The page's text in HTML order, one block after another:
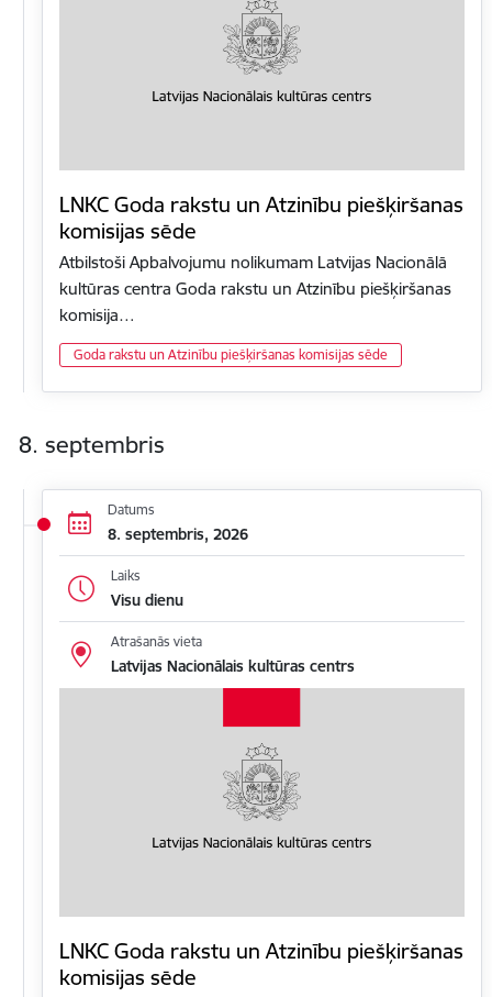
LNKC Goda rakstu un Atzinību piešķiršanas
komisijas sēde
Atbilstoši Apbalvojumu nolikumam Latvijas Nacionālā
kultūras centra Goda rakstu un Atzinību piešķiršanas
komisija…
Goda rakstu un Atzinību piešķiršanas komisijas sēde
8. septembris
Datums
8. septembris, 2026
Laiks
Visu dienu
Atrašanās vieta
Latvijas Nacionālais kultūras centrs
LNKC Goda rakstu un Atzinību piešķiršanas
komisijas sēde